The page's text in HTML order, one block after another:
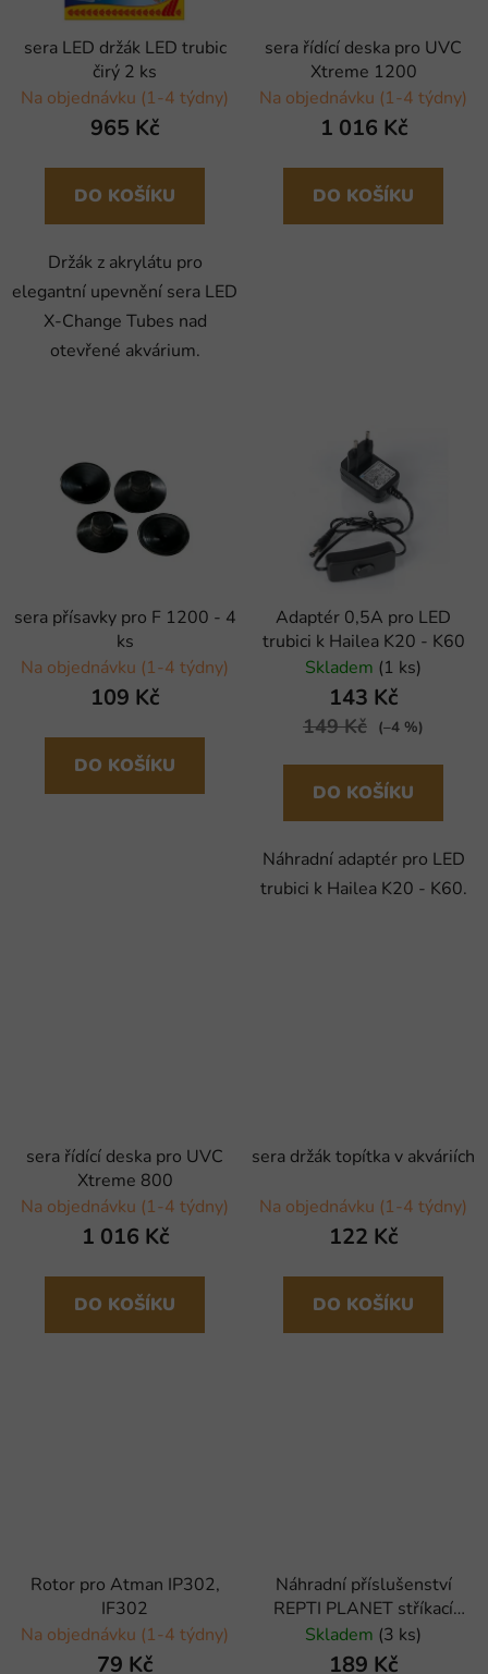
sera LED držák LED trubic
čirý 2 ks
Na objednávku (1-4 týdny)
965 Kč
DO KOŠÍKU
Držák z akrylátu pro
elegantní upevnění sera LED
X-Change Tubes nad
otevřené akvárium.
sera řídící deska pro UVC
Xtreme 1200
Na objednávku (1-4 týdny)
1 016 Kč
DO KOŠÍKU
sera přísavky pro F 1200 - 4
ks
Na objednávku (1-4 týdny)
109 Kč
DO KOŠÍKU
Adaptér 0,5A pro LED
trubici k Hailea K20 - K60
Skladem (1 ks)
143 Kč
149 Kč (–4 %)
DO KOŠÍKU
Náhradní adaptér pro LED
trubici k Hailea K20 - K60.
sera řídící deska pro UVC
Xtreme 800
Na objednávku (1-4 týdny)
1 016 Kč
DO KOŠÍKU
sera držák topítka v akváriích
Na objednávku (1-4 týdny)
122 Kč
DO KOŠÍKU
Rotor pro Atman IP302,
IF302
Na objednávku (1-4 týdny)
79 Kč
Náhradní příslušenství
REPTI PLANET stříkací
trysky 2ks
Skladem (3 ks)
189 Kč